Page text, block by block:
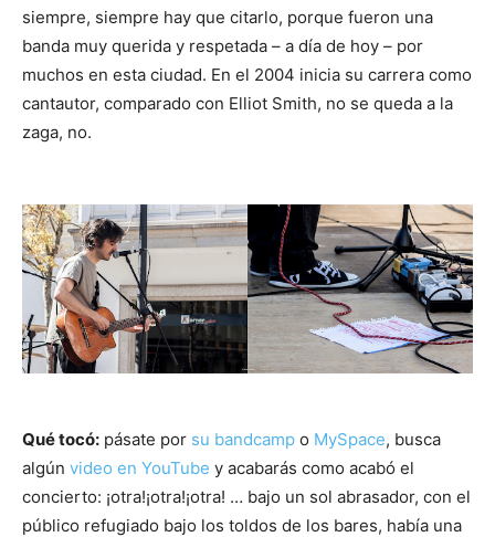
siempre, siempre hay que citarlo, porque fueron una
banda muy querida y respetada – a día de hoy – por
muchos en esta ciudad. En el 2004 inicia su carrera como
cantautor, comparado con Elliot Smith, no se queda a la
zaga, no.
Qué tocó: pásate por su bandcamp o MySpace, busca
algún video en YouTube y acabarás como acabó el
concierto: ¡otra!¡otra!¡otra! … bajo un sol abrasador, con el
público refugiado bajo los toldos de los bares, había una